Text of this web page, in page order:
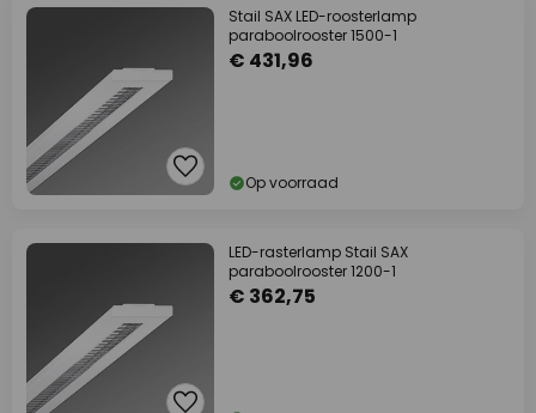
Stail SAX LED-roosterlamp
paraboolrooster 1500-1
€ 431,96
Op voorraad
LED-rasterlamp Stail SAX
paraboolrooster 1200-1
€ 362,75